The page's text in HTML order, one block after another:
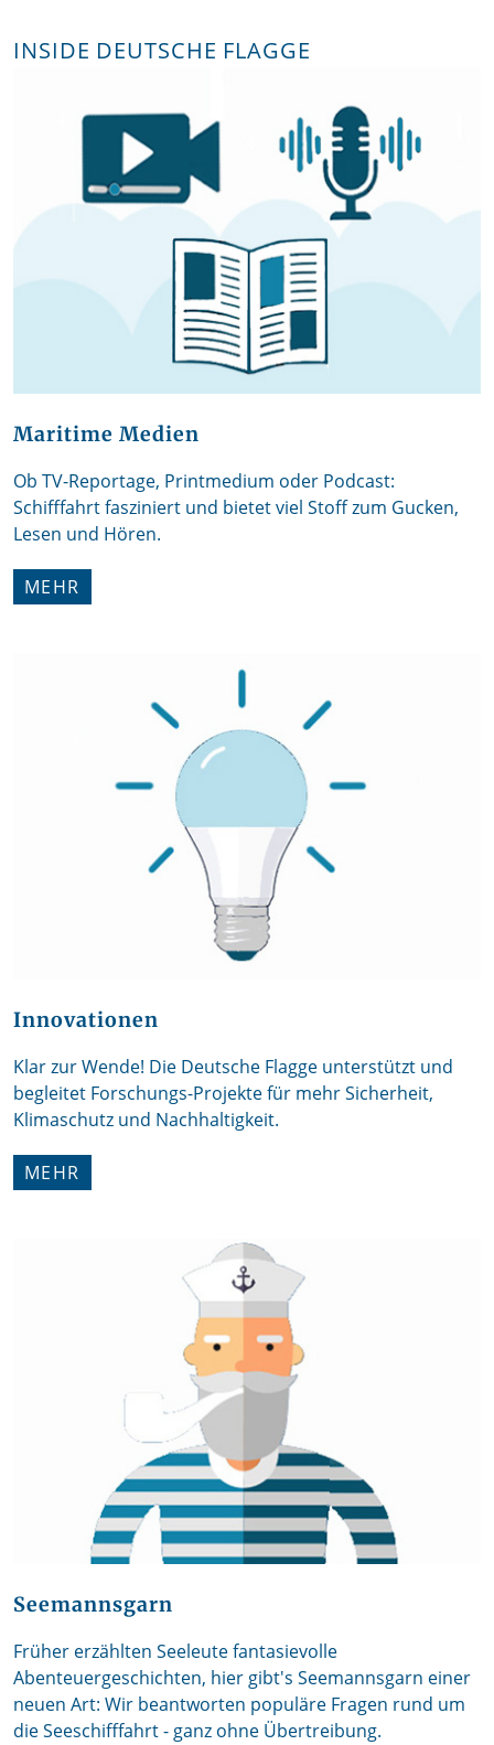
INSIDE DEUTSCHE FLAGGE
Maritime Medien
Ob TV-Reportage, Printmedium oder Podcast:
Schifffahrt fasziniert und bietet viel Stoff zum Gucken,
Lesen und Hören.
MEHR
Innovationen
Klar zur Wende! Die Deutsche Flagge unterstützt und
begleitet Forschungs-Projekte für mehr Sicherheit,
Klimaschutz und Nachhaltigkeit.
MEHR
Seemannsgarn
Früher erzählten Seeleute fantasievolle
Abenteuergeschichten, hier gibt's Seemannsgarn einer
neuen Art: Wir beantworten populäre Fragen rund um
die Seeschifffahrt - ganz ohne Übertreibung.